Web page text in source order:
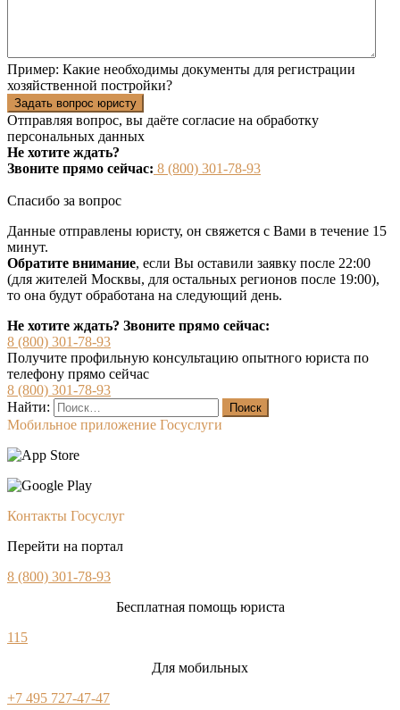
Пример: Какие необходимы документы для регистрации
хозяйственной постройки?
Задать вопрос юристу
Отправляя вопрос, вы даёте согласие на обработку
персональных данных
Не хотите ждать?
Звоните прямо сейчас: 8 (800) 301-78-93
Спасибо за вопрос
Данные отправлены юристу, он свяжется с Вами в течение 15
минут.
Обратите внимание, если Вы оставили заявку после 22:00
(для жителей Москвы, для остальных регионов после 19:00),
то она будут обработана на следующий день.
Не хотите ждать? Звоните прямо сейчас:
8 (800) 301-78-93
Получите профильную консультацию опытного юриста по
телефону прямо сейчас
8 (800) 301-78-93
Найти:
Мобильное приложение Госуслуги
Контакты Госуслуг
Перейти на портал
8 (800) 301-78-93
Бесплатная помощь юриста
115
Для мобильных
+7 495 727-47-47